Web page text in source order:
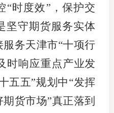
“时度效”，保护交
坚守期货服务实体
务天津市“十项行
时响应重点产业发
五五”规划中“发挥
货市场”真正落到